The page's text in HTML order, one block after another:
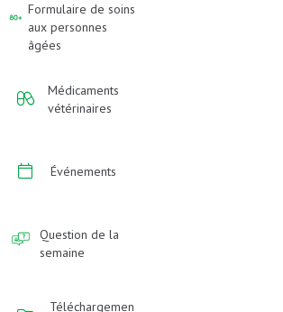
Formulaire de soins
aux personnes
âgées
Médicaments
vétérinaires
Événements
Question de la
semaine
Téléchargemen